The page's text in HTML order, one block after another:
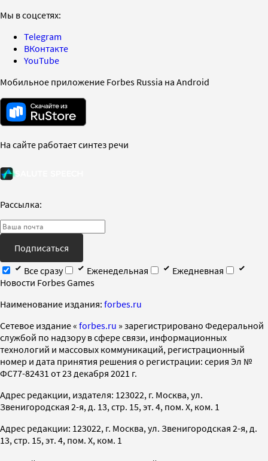
Мы в соцсетях:
Telegram
ВКонтакте
YouTube
Мобильное приложение Forbes Russia на Android
На сайте работает синтез речи
Рассылка:
Подписаться
Все сразу
Еженедельная
Ежедневная
Новости Forbes Games
Наименование издания: forbes.ru
Cетевое издание « forbes.ru » зарегистрировано Федеральной
службой по надзору в сфере связи, информационных
технологий и массовых коммуникаций, регистрационный
номер и дата принятия решения о регистрации: серия Эл №
ФС77-82431 от 23 декабря 2021 г.
Адрес редакции, издателя: 123022, г. Москва, ул.
Звенигородская 2-я, д. 13, стр. 15, эт. 4, пом. X, ком. 1
Адрес редакции: 123022, г. Москва, ул. Звенигородская 2-я, д.
13, стр. 15, эт. 4, пом. X, ком. 1